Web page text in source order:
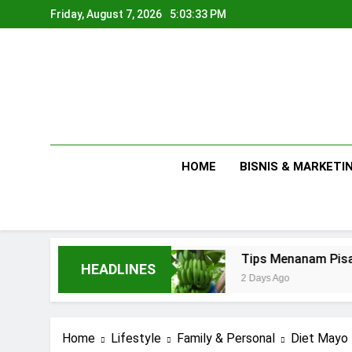
to
Friday, August 7, 2026 5:03:35 PM
HOME BISNIS &
HEADLINES
Tips Menanam Pisang : Pentingnya
Home Lifestyle Family & Personal Diet Mayo